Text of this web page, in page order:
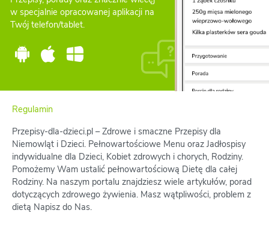
w specjalnie opracowanej aplikacji na
Twój telefon/tablet.
Regulamin
Przepisy-dla-dzieci.pl – Zdrowe i smaczne Przepisy dla
Niemowląt i Dzieci. Pełnowartościowe Menu oraz Jadłospisy
indywidualne dla Dzieci, Kobiet zdrowych i chorych, Rodziny.
Pomożemy Wam ustalić pełnowartościową Dietę dla całej
Rodziny. Na naszym portalu znajdziesz wiele artykułów, porad
dotyczących zdrowego żywienia. Masz wątpliwości, problem z
dietą Napisz do Nas.